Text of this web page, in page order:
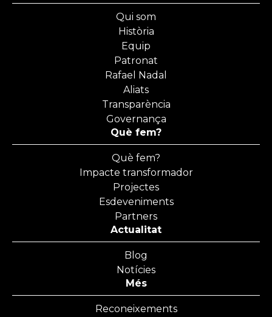
Qui som
Història
Equip
Patronat
Rafael Nadal
Aliats
Transparència
Governança
Què fem?
Què fem?
Impacte transformador
Projectes
Esdeveniments
Partners
Actualitat
Blog
Notícies
Més
Reconeixements